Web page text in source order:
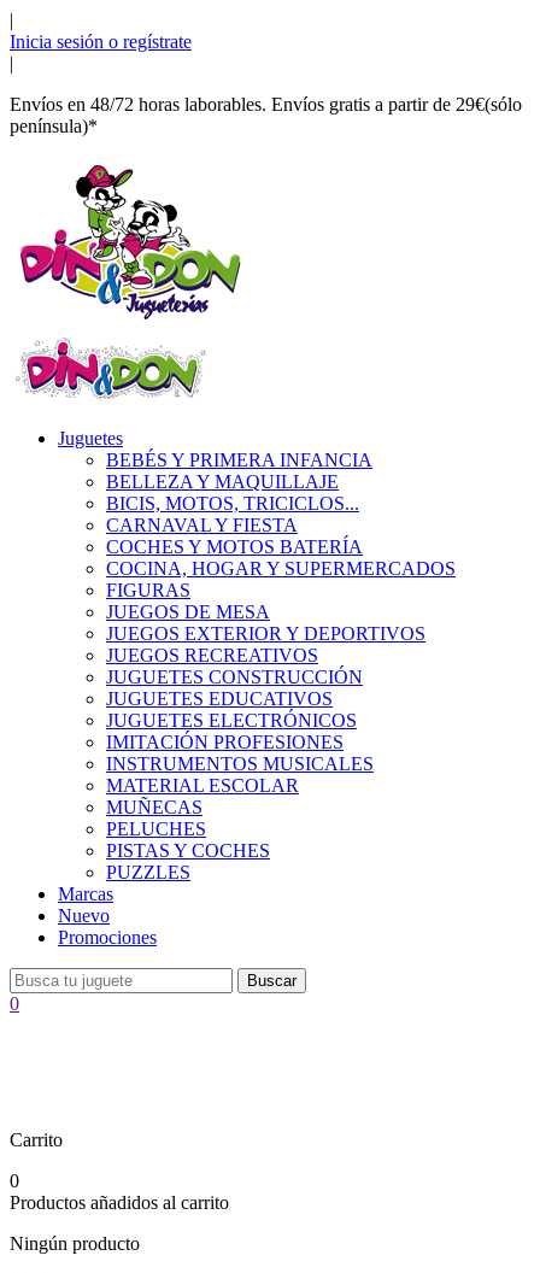
|
Inicia sesión o regístrate
|
Envíos en 48/72 horas laborables. Envíos gratis a partir de 29€(sólo
península)*
Juguetes
BEBÉS Y PRIMERA INFANCIA
BELLEZA Y MAQUILLAJE
BICIS, MOTOS, TRICICLOS...
CARNAVAL Y FIESTA
COCHES Y MOTOS BATERÍA
COCINA, HOGAR Y SUPERMERCADOS
FIGURAS
JUEGOS DE MESA
JUEGOS EXTERIOR Y DEPORTIVOS
JUEGOS RECREATIVOS
JUGUETES CONSTRUCCIÓN
JUGUETES EDUCATIVOS
JUGUETES ELECTRÓNICOS
IMITACIÓN PROFESIONES
INSTRUMENTOS MUSICALES
MATERIAL ESCOLAR
MUÑECAS
PELUCHES
PISTAS Y COCHES
PUZZLES
Marcas
Nuevo
Promociones
Buscar
0
Carrito
0
Productos añadidos al carrito
Ningún producto